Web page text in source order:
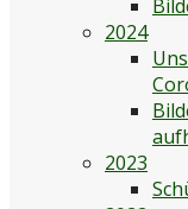
2024
2023